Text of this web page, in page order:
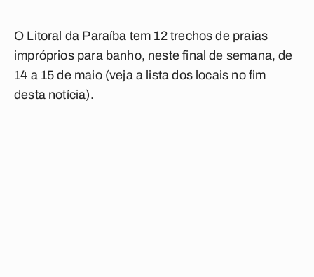
O Litoral da Paraíba tem 12 trechos de praias
impróprios para banho, neste final de semana, de
14 a 15 de maio (veja a lista dos locais no fim
desta notícia).